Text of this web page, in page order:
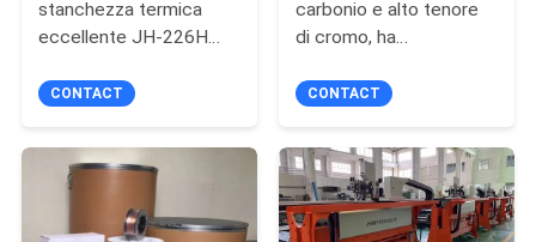
UNA
MAPPA
SITO
stanchezza termica
eccellente JH-226H
Hardfacing filo di
CONTACT
carbonio e alto tenore
di cromo, ha
CONTACT